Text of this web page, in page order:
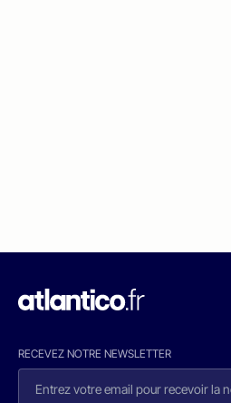
RECEVEZ NOTRE NEWSLETTER